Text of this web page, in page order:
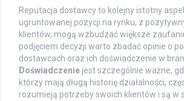
Reputacja dostawcy to kolejny istotny
ugruntowanej pozycji na rynku, z
klientów, mogą wzbudzać większe
podjęciem decyzji warto zbadać opinie o
dostawcach oraz ich doświadczenie w
Doświadczenie jest szczególnie ważne,
którzy mają długą historię działalności,
rozumieją potrzeby swoich klientów i są w